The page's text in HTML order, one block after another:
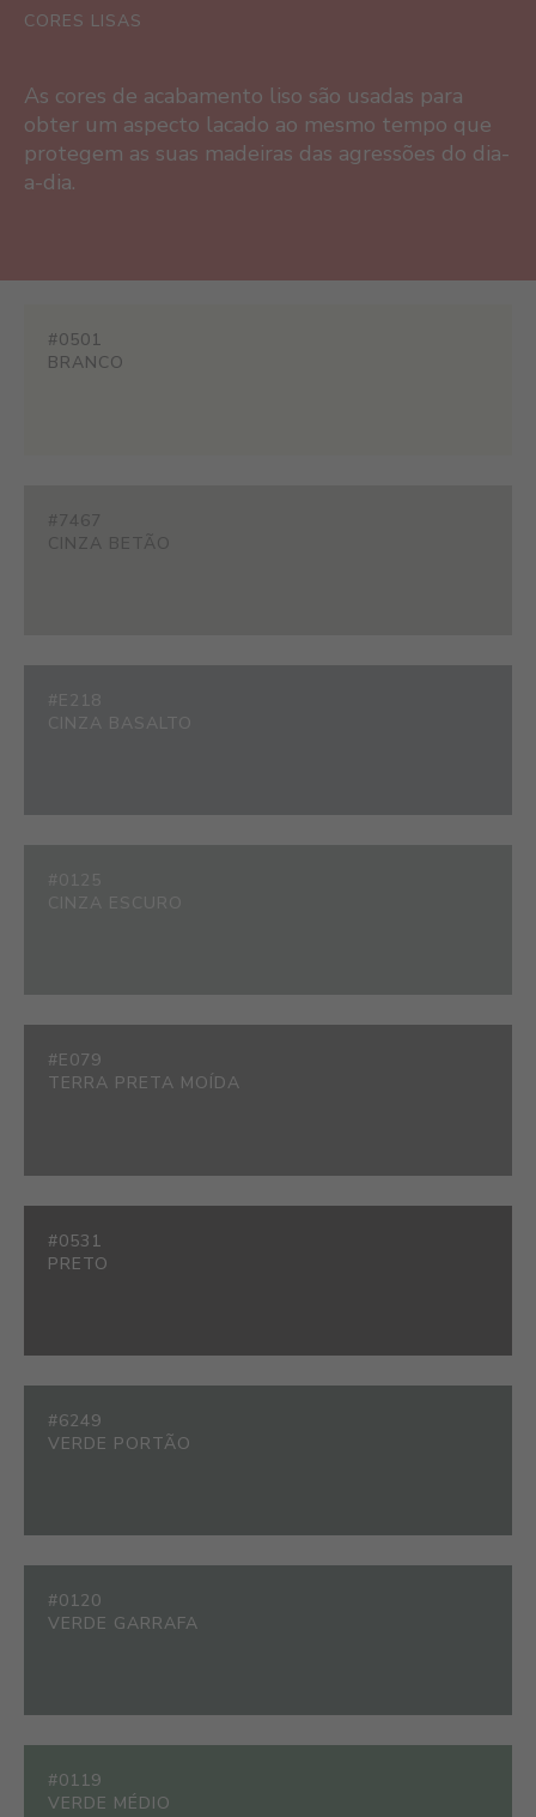
CORES LISAS
As cores de acabamento liso são usadas para
obter um aspecto lacado ao mesmo tempo que
protegem as suas madeiras das agressões do dia-
a-dia.
#0501
BRANCO
#7467
CINZA BETÃO
#E218
CINZA BASALTO
#E079
TERRA PRETA MOÍDA
#0531
PRETO
#6249
VERDE PORTÃO
#0120
VERDE GARRAFA
#0119
VERDE MÉDIO